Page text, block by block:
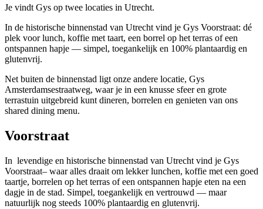
Je vindt Gys op twee locaties in Utrecht.
In de historische binnenstad van Utrecht vind je Gys Voorstraat: dé
plek voor lunch, koffie met taart, een borrel op het terras of een
ontspannen hapje — simpel, toegankelijk en 100% plantaardig en
glutenvrij.
Net buiten de binnenstad ligt onze andere locatie, Gys
Amsterdamsestraatweg, waar je in een knusse sfeer en grote
terrastuin uitgebreid kunt dineren, borrelen en genieten van ons
shared dining menu.
Voorstraat
In levendige en historische binnenstad van Utrecht vind je Gys
Voorstraat– waar alles draait om lekker lunchen, koffie met een goed
taartje, borrelen op het terras of een ontspannen hapje eten na een
dagje in de stad. Simpel, toegankelijk en vertrouwd — maar
natuurlijk nog steeds 100% plantaardig en glutenvrij.